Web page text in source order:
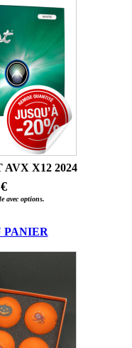
X12 2024
avec options.
PANIER